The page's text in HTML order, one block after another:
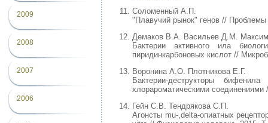
2009
2008
2007
2006
Соломенный А.П.
"Плавучий рынок" генов //
Демаков В.А. Васильев Д.М.
Бактерии активного ила
пиридинкарбоновых кислот //
Воронина А.О. Плотникова Е.Г.
Бактерии-деструкторы
хлорароматическими
Гейн С.В. Тендрякова С.П.
Агонсты mu-,delta-опиатных